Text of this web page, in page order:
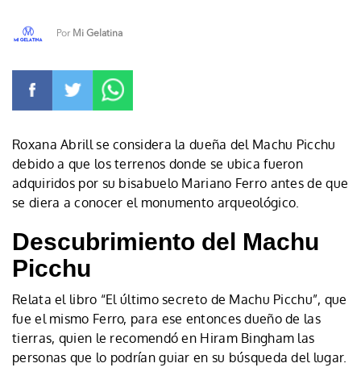
Por Mi Gelatina
Roxana Abrill se considera la dueña del Machu Picchu
debido a que los terrenos donde se ubica fueron
adquiridos por su bisabuelo Mariano Ferro antes de que
se diera a conocer el monumento arqueológico.
Descubrimiento del Machu
Picchu
Relata el libro “El último secreto de Machu Picchu”, que
fue el mismo Ferro, para ese entonces dueño de las
tierras, quien le recomendó en Hiram Bingham las
personas que lo podrían guiar en su búsqueda del lugar.